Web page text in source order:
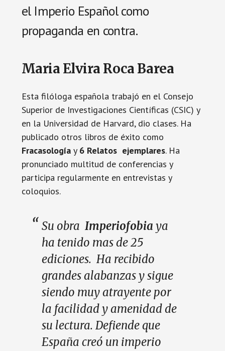
el Imperio Español como
propaganda en contra.
Maria Elvira Roca Barea
Esta filóloga española trabajó en el Consejo
Superior de Investigaciones Científicas (CSIC) y
en la Universidad de Harvard, dio clases. Ha
publicado otros libros de éxito como
Fracasología y 6 Relatos ejemplares. Ha
pronunciado multitud de conferencias y
participa regularmente en entrevistas y
coloquios.
Su obra Imperiofobia ya
ha tenido mas de 25
ediciones. Ha recibido
grandes alabanzas y sigue
siendo muy atrayente por
la facilidad y amenidad de
su lectura. Defiende que
España creó un imperio